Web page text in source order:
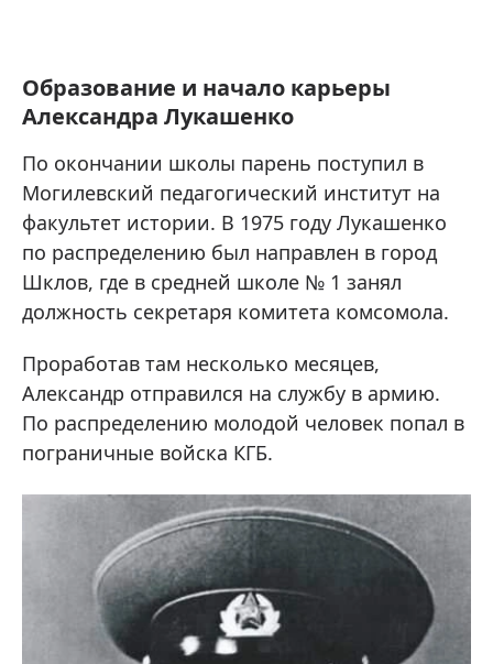
Образование и начало карьеры
Александра Лукашенко
По окончании школы парень поступил в
Могилевский педагогический институт на
факультет истории. В 1975 году Лукашенко
по распределению был направлен в город
Шклов, где в средней школе № 1 занял
должность секретаря комитета комсомола.
Проработав там несколько месяцев,
Александр отправился на службу в армию.
По распределению молодой человек попал в
пограничные войска КГБ.